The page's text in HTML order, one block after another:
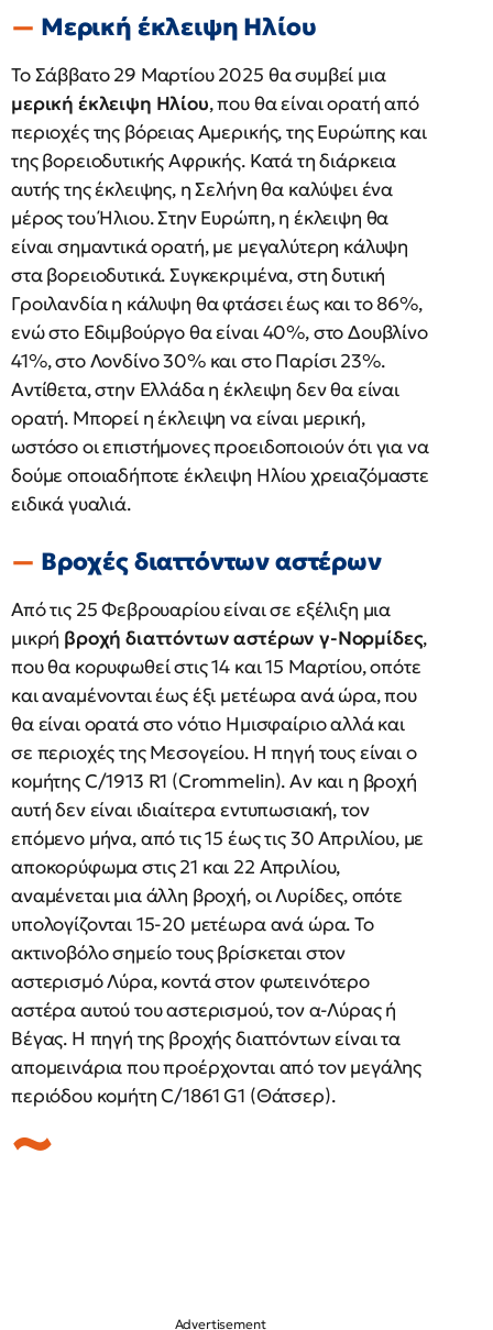
Μερική έκλειψη Ηλίου
Το Σάββατο 29 Μαρτίου 2025 θα συμβεί μια
μερική έκλειψη Ηλίου, που θα είναι ορατή από
περιοχές της βόρειας Αμερικής, της Ευρώπης και
της βορειοδυτικής Αφρικής. Κατά τη διάρκεια
αυτής της έκλειψης, η Σελήνη θα καλύψει ένα
μέρος του Ήλιου. Στην Ευρώπη, η έκλειψη θα
είναι σημαντικά ορατή, με μεγαλύτερη κάλυψη
στα βορειοδυτικά. Συγκεκριμένα, στη δυτική
Γροιλανδία η κάλυψη θα φτάσει έως και το 86%,
ενώ στο Εδιμβούργο θα είναι 40%, στο Δουβλίνο
41%, στο Λονδίνο 30% και στο Παρίσι 23%.
Αντίθετα, στην Ελλάδα η έκλειψη δεν θα είναι
ορατή. Μπορεί η έκλειψη να είναι μερική,
ωστόσο οι επιστήμονες προειδοποιούν ότι για να
δούμε οποιαδήποτε έκλειψη Ηλίου χρειαζόμαστε
ειδικά γυαλιά.
Βροχές διαττόντων αστέρων
Από τις 25 Φεβρουαρίου είναι σε εξέλιξη μια
μικρή βροχή διαττόντων αστέρων γ-Νορμίδες,
που θα κορυφωθεί στις 14 και 15 Μαρτίου, οπότε
και αναμένονται έως έξι μετέωρα ανά ώρα, που
θα είναι ορατά στο νότιο Ημισφαίριο αλλά και
σε περιοχές της Μεσογείου. Η πηγή τους είναι ο
κομήτης C/1913 R1 (Crommelin). Αν και η βροχή
αυτή δεν είναι ιδιαίτερα εντυπωσιακή, τον
επόμενο μήνα, από τις 15 έως τις 30 Απριλίου, με
αποκορύφωμα στις 21 και 22 Απριλίου,
αναμένεται μια άλλη βροχή, οι Λυρίδες, οπότε
υπολογίζονται 15-20 μετέωρα ανά ώρα. Το
ακτινοβόλο σημείο τους βρίσκεται στον
αστερισμό Λύρα, κοντά στον φωτεινότερο
αστέρα αυτού του αστερισμού, τον α-Λύρας ή
Βέγας. Η πηγή της βροχής διαττόντων είναι τα
απομεινάρια που προέρχονται από τον μεγάλης
περιόδου κομήτη C/1861 G1 (Θάτσερ).